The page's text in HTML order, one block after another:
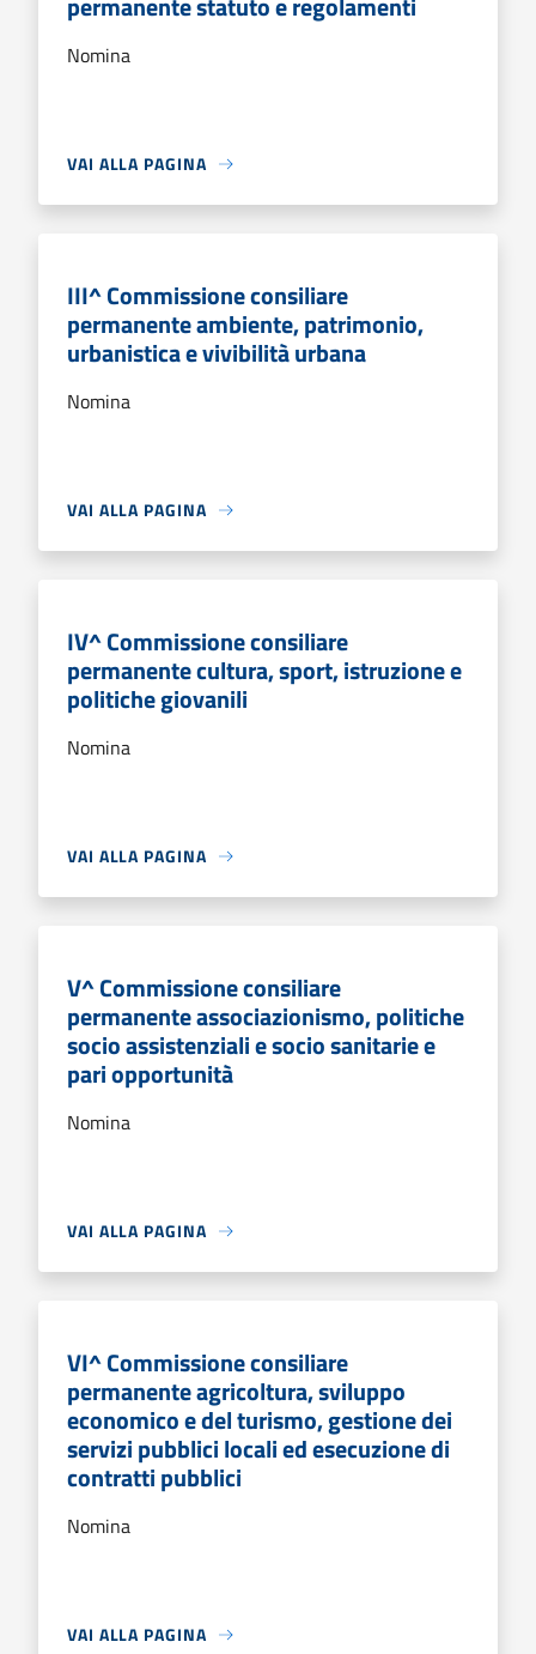
Nomina
VAI ALLA PAGINA
III^ Commissione consiliare
permanente ambiente, patrimonio,
urbanistica e vivibilità urbana
Nomina
VAI ALLA PAGINA
IV^ Commissione consiliare
permanente cultura, sport, istruzione e
politiche giovanili
Nomina
VAI ALLA PAGINA
V^ Commissione consiliare
permanente associazionismo, politiche
socio assistenziali e socio sanitarie e
pari opportunità
Nomina
VAI ALLA PAGINA
VI^ Commissione consiliare
permanente agricoltura, sviluppo
economico e del turismo, gestione dei
servizi pubblici locali ed esecuzione di
contratti pubblici
Nomina
VAI ALLA PAGINA